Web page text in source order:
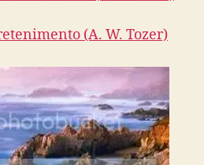
(A. W. Tozer)